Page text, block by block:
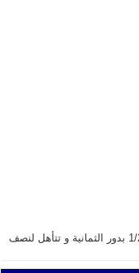
سينرجى تفوز على انتراكتيف1/2 بدور الثمانية و تتأهل لنصف